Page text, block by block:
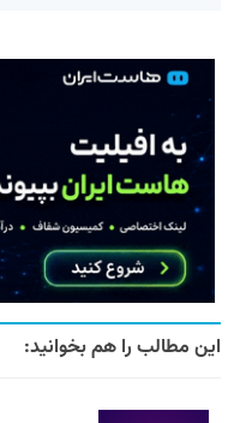
این مطالب را هم بخوانید: